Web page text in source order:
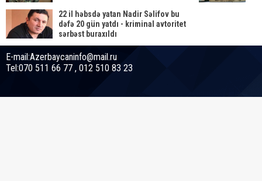
22 il həbsdə yatan Nadir Səlifov bu
dəfə 20 gün yatdı - kriminal avtoritet
sərbəst buraxıldı
E-mail:Azerbaycaninfo@mail.ru
Tel:070 511 66 77 , 012 510 83 23